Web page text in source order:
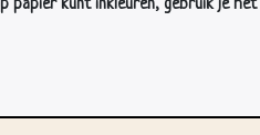
papier kunt inkleuren, gebruik je het